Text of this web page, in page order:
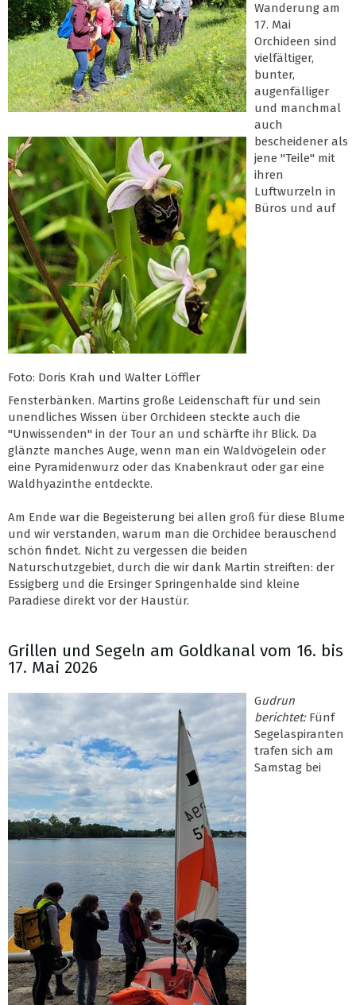
Foto: Doris Krah und Walter Löffler
Wanderung am
17. Mai
Orchideen sind
vielfältiger,
bunter,
augenfälliger
und manchmal
auch
bescheidener als
jene "Teile" mit
ihren
Luftwurzeln in
Büros und auf
Fensterbänken. Martins große Leidenschaft für und sein
unendliches Wissen über Orchideen steckte auch die
"Unwissenden" in der Tour an und schärfte ihr Blick. Da
glänzte manches Auge, wenn man ein Waldvögelein oder
eine Pyramidenwurz oder das Knabenkraut oder gar eine
Waldhyazinthe entdeckte.
Am Ende war die Begeisterung bei allen groß für diese Blume
und wir verstanden, warum man die Orchidee berauschend
schön findet. Nicht zu vergessen die beiden
Naturschutzgebiet, durch die wir dank Martin streiften: der
Essigberg und die Ersinger Springenhalde sind kleine
Paradiese direkt vor der Haustür.
Grillen und Segeln am Goldkanal vom 16. bis
17. Mai 2026
Gudrun
berichtet: Fünf
Segelaspiranten
trafen sich am
Samstag bei